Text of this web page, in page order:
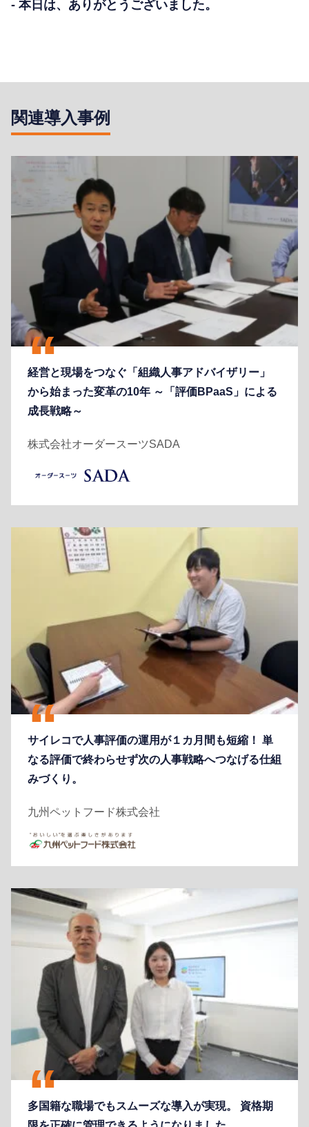
- 本日は、ありがとうございました。
関連導入事例
経営と現場をつなぐ「組織人事アドバイザリー」
から始まった変革の10年 ～「評価BPaaS」による
成長戦略～
株式会社オーダースーツSADA
サイレコで人事評価の運用が１カ月間も短縮！ 単
なる評価で終わらせず次の人事戦略へつなげる仕組
みづくり。
九州ペットフード株式会社
多国籍な職場でもスムーズな導入が実現。 資格期